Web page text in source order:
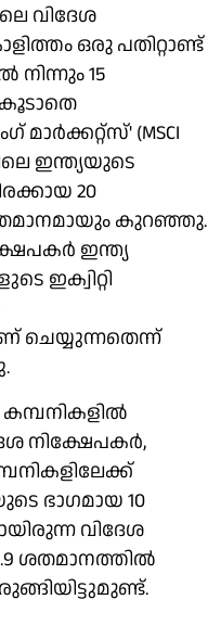
വിദേശ
ഒരു പതിറ്റാണ്ട്
15
കൂടാതെ
(MSCI
ഇന്ത്യയുടെ
20
കുറഞ്ഞു.
ഇന്ത്യ
ഇക്വിറ്റി
ചെയ്യുന്നതെന്ന്
കമ്പനികളിൽ
നിക്ഷേപകർ,
ഭാ​ഗമായ 10
വിദേശ
ശതമാനത്തിൽ